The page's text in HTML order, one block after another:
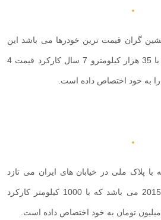
صدرنشین گران قیمت ترین خودرها می باشد این
خودرو لوکس و گران قیمت با 35 هزار کیلومترو 7 سال کارکرد قیمت 4
را به خود اختصاص داده است.
پلاک ملی در خیابان های ایران می تازد
ماشین رنجرور ایووک مدل 2015 می باشد که با 1000 کیلومتر کارکرد